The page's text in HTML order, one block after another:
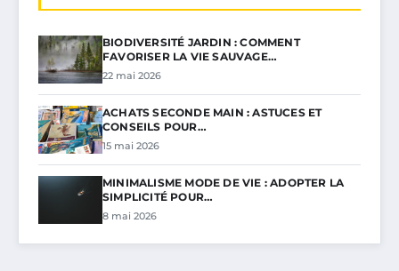
BIODIVERSITÉ JARDIN : COMMENT
FAVORISER LA VIE SAUVAGE…
22 mai 2026
ACHATS SECONDE MAIN : ASTUCES ET
CONSEILS POUR…
15 mai 2026
MINIMALISME MODE DE VIE : ADOPTER LA
SIMPLICITÉ POUR…
8 mai 2026